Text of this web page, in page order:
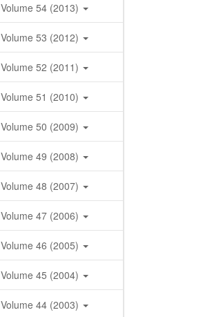
Volume 54 (2013)
Volume 53 (2012)
Volume 52 (2011)
Volume 51 (2010)
Volume 50 (2009)
Volume 49 (2008)
Volume 48 (2007)
Volume 47 (2006)
Volume 46 (2005)
Volume 45 (2004)
Volume 44 (2003)